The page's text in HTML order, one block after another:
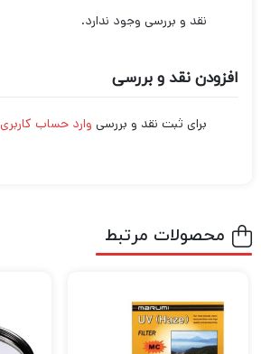
نقد و بررسی وجود ندارد.
افزودن نقد و بررسی
برای ثبت نقد و بررسی وارد حساب کاربری
محصولات مرتبط